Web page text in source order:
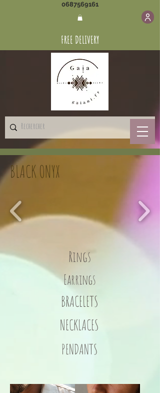
0687569161
FREE DELIVERY
BLACK ONYX
Rings
Earrings
BRACELETS
NECKLACES
PENDANTS